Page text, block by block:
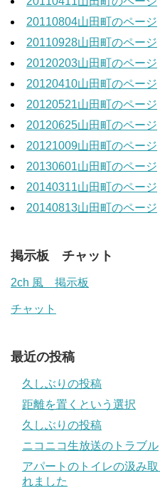
20110804山田町のページ
20110928山田町のページ
20120203山田町のページ
20120410山田町のページ
20120521山田町のページ
20120625山田町のページ
20121009山田町のページ
20130601山田町のページ
20140311山田町のページ
20140813山田町のページ
掲示板 チャット
2ch 風 掲示板
チャット
最近の投稿
久しぶりの投稿
距離を置くという選択
久しぶりの投稿
ニコニコ生放送のトラブル
アパートのトイレの汲み
れました